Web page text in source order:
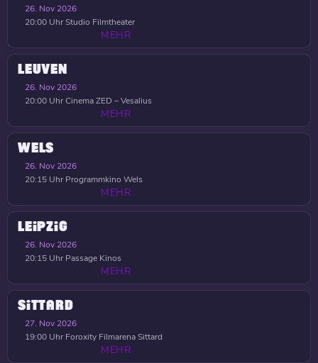
26. Nov 2026
20:00 UhrStudio Filmtheater
MEHR
LEUVEN
26. Nov 2026
20:00 UhrCinema ZED – Vesalius
MEHR
WELS
26. Nov 2026
20:15 Uhr Programmkino Wels
MEHR
LEIPZIG
26. Nov 2026
20:15 Uhr Passage Kinos
MEHR
SITTARD
27. Nov 2026
19:00 Uhr Foroxity Filmarena Sittard
MEHR